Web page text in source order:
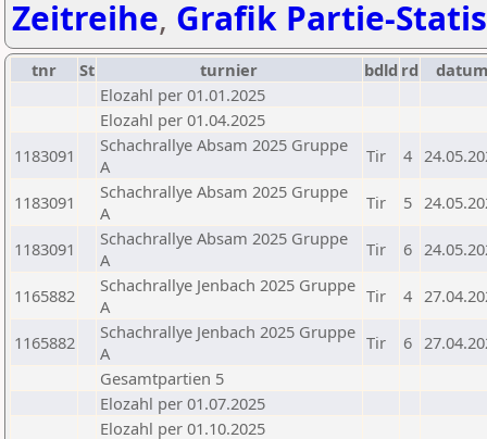
Zeitreihe, Grafik Partie-
tnr St turnier bdld rd
Elozahl per 01.01.2025
Elozahl per 01.04.2025
1183091
Schachrallye Absam 2025 Gruppe
A
Tir 4
1183091
Schachrallye Absam 2025 Gruppe
A
Tir 5
1183091
Schachrallye Absam 2025 Gruppe
A
Tir 6
1165882
Schachrallye Jenbach 2025 Gruppe
A
Tir 4
1165882
Schachrallye Jenbach 2025 Gruppe
A
Tir 6
Gesamtpartien 5
Elozahl per 01.07.2025
Elozahl per 01.10.2025